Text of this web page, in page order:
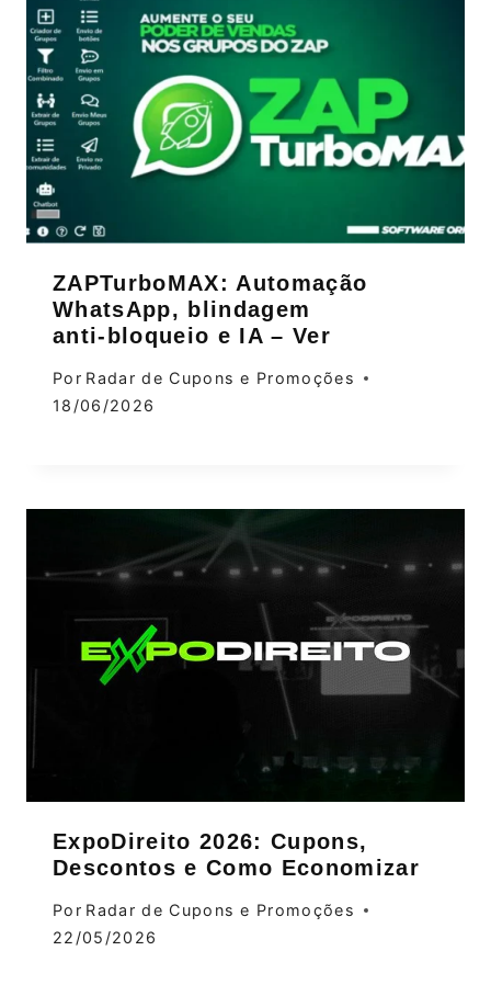
ZAPTurboMAX: Automação
WhatsApp, blindagem
anti‑bloqueio e IA – Ver
Por Radar de Cupons e Promoções
18/06/2026
ExpoDireito 2026: Cupons,
Descontos e Como Economizar
Por Radar de Cupons e Promoções
22/05/2026